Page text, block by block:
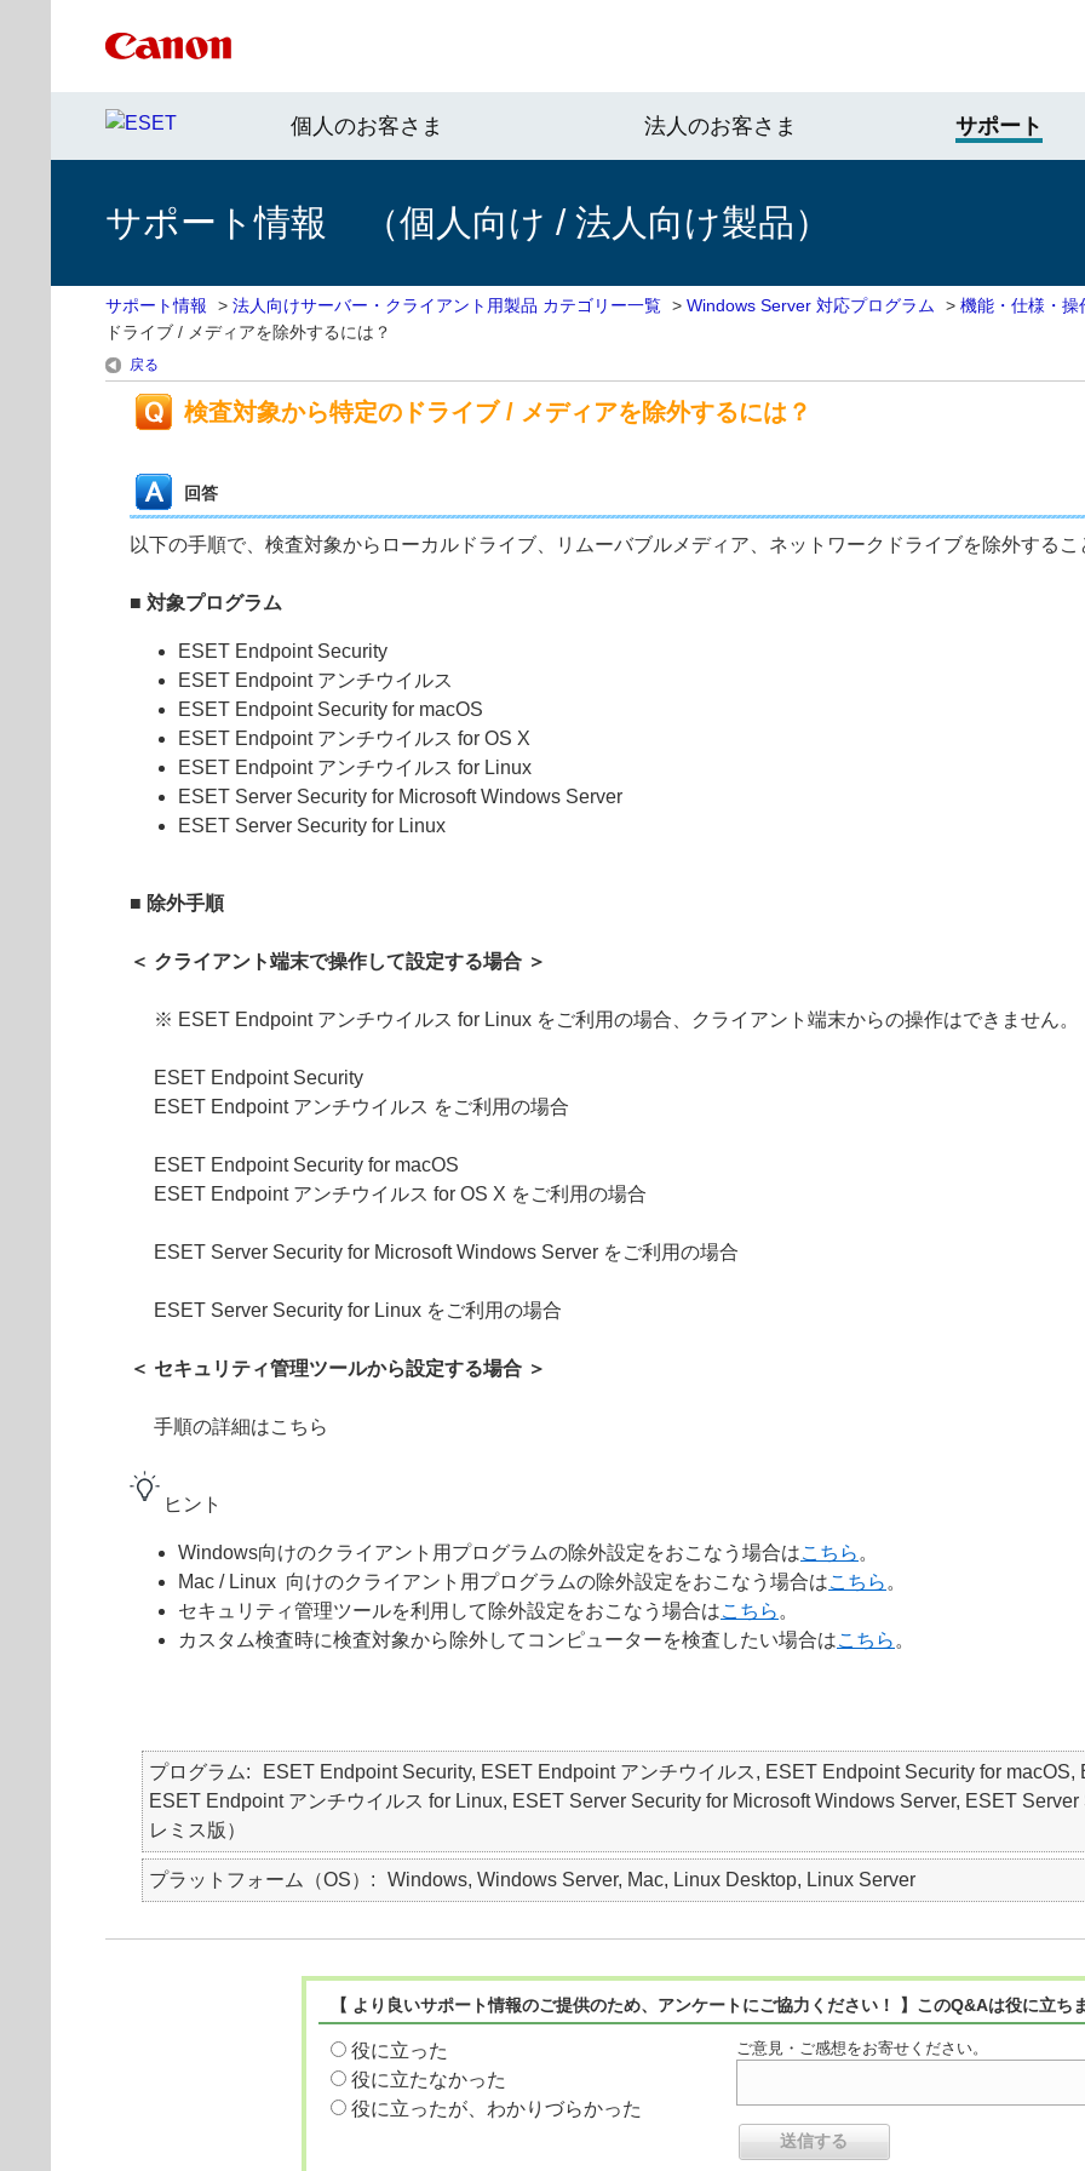
個人のお客さま 法人のお客さま サポート
サポート情報 （個人向け / 法人向け製品）
サポート情報 > 法人向けサーバー・クライアント用製品 カテゴリー一覧 > Windows Server 対応プログラム > 機能・仕様・操
ドライブ / メディアを除外するには？
戻る
検査対象から特定のドライブ / メディアを除外するには？
回答
以下の手順で、検査対象からローカルドライブ、リムーバブルメディア、ネットワークドライブを除外するこ
■ 対象プログラム
ESET Endpoint Security
ESET Endpoint アンチウイルス
ESET Endpoint Security for macOS
ESET Endpoint アンチウイルス for OS X
ESET Endpoint アンチウイルス for Linux
ESET Server Security for Microsoft Windows Server
ESET Server Security for Linux
■ 除外手順
＜ クライアント端末で操作して設定する場合 ＞
※ ESET Endpoint アンチウイルス for Linux をご利用の場合、クライアント端末からの操作はできません。
ESET Endpoint Security
ESET Endpoint アンチウイルス をご利用の場合
ESET Endpoint Security for macOS
ESET Endpoint アンチウイルス for OS X をご利用の場合
ESET Server Security for Microsoft Windows Server をご利用の場合
ESET Server Security for Linux をご利用の場合
＜ セキュリティ管理ツールから設定する場合 ＞
手順の詳細はこちら
ヒント
Windows向けのクライアント用プログラムの除外設定をおこなう場合はこちら 。
Mac / Linux 向けのクライアント用プログラムの除外設定をおこなう場合はこちら 。
セキュリティ管理ツールを利用して除外設定をおこなう場合はこちら 。
カスタム検査時に検査対象から除外してコンピューターを検査したい場合はこちら 。
プログラム
ESET Endpoint Security, ESET Endpoint アンチウイルス, ESET Endpoint Security for
ESET Endpoint アンチウイルス for Linux, ESET Server Security for Microsoft Windows Server, ESET
レミス版）
プラットフォーム（OS） Windows, Windows Server, Mac, Linux Desktop, Linux Server
【 より良いサポート情報のご提供のため、アンケートにご協力ください！ 】このQ&Aは役に立ち
役に立った
役に立たなかった
役に立ったが、わかりづらかった
ご意見・ご感想をお寄せください。